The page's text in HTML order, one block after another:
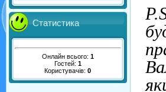
Статистика
Онлайн всього: 1
Гостей: 1
Користувачів:0
Р.